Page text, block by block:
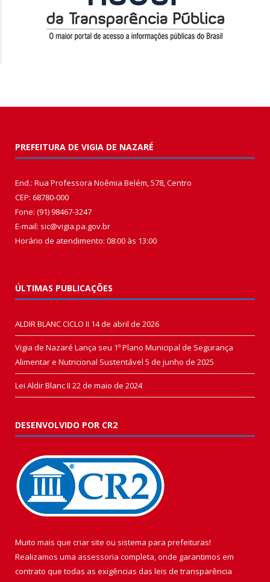
PREFEITURA DE VIGIA DE NAZARÉ
End.: Rua Professora Noêmia Belém, 578, Centro
CEP: 68780-000
Fone: (91) 98467-3247
E-mail: sic@vigia.pa.gov.br
Horário de atendimento: 08:00 às 13:00
ÚLTIMAS PUBLICAÇÕES
ALDIR BLANC CICLO II 14 de abril de 2026
Vigia de Nazaré Lança seu 1º Plano Municipal de Segurança
Alimentar e Nutricional Sustentável 5 de junho de 2025
Lei Aldir Blanc II 22 de maio de 2024
DESENVOLVIDO POR CR2
Muito mais que criar site ou sistema para prefeituras!
Realizamos uma assessoria completa, onde garantimos em
contrato que todas as exigências das leis de transparência